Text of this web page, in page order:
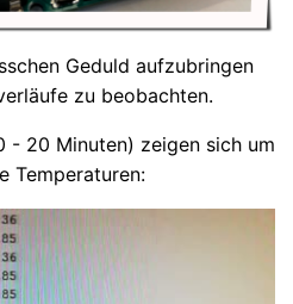
Geduld aufzubringen
zu beobachten.
- 20 Minuten) zeigen sich um
Temperaturen: